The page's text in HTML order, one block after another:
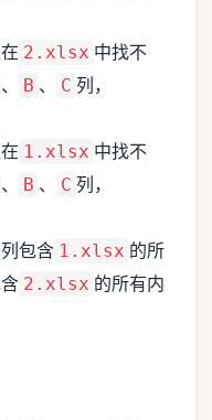
2.xlsx 中找不
、 B 、 C 列，
1.xlsx 中找不
、 B 、 C 列，
列包含 1.xlsx 的所
2.xlsx 的所有内